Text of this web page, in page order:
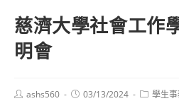
慈濟大學社會工作
明會
Postashs560
Post03/13/2024
Post學生